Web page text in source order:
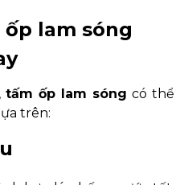
lam sóng
tấm ốp lam sóng có thể
trên: